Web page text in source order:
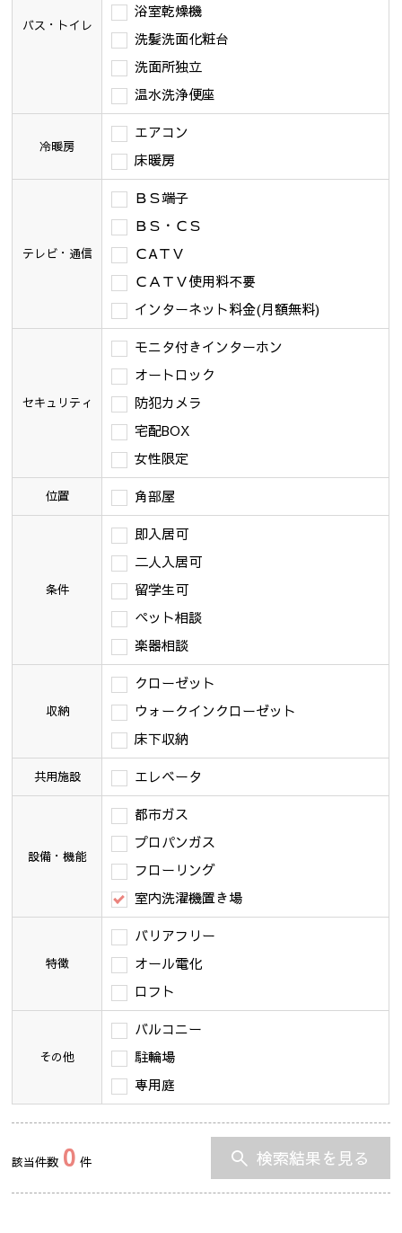
バス・トイレ
浴室乾燥機
洗髪洗面化粧台
洗面所独立
温水洗浄便座
冷暖房
エアコン
床暖房
テレビ・通信
ＢＳ端子
ＢＳ・ＣＳ
ＣAＴＶ
ＣＡＴＶ使用料不要
インターネット料金(月額無料)
セキュリティ
モニタ付きインターホン
オートロック
防犯カメラ
宅配BOX
女性限定
位置 角部屋
条件
即入居可
二人入居可
留学生可
ペット相談
楽器相談
収納
クローゼット
ウォークインクローゼット
床下収納
共用施設 エレベータ
設備・機能
都市ガス
プロパンガス
フローリング
室内洗濯機置き場
特徴
バリアフリー
オール電化
ロフト
その他
バルコニー
駐輪場
専用庭
該当件数 0 件 検索結果を見る